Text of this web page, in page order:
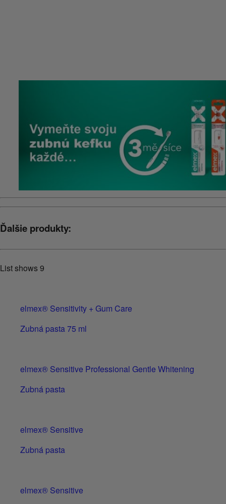
Ďalšie produkty:
List shows9
elmex® Sensitivity + Gum Care
Zubná pasta 75 ml
elmex® Sensitive Professional Gentle Whitening
Zubná pasta
elmex® Sensitive
Zubná pasta
elmex® Sensitive